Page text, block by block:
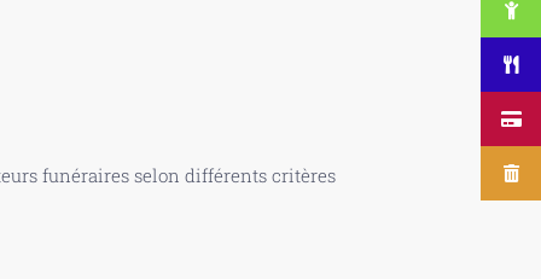
funéraires selon différents critères